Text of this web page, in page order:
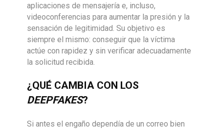
aplicaciones de mensajería e, incluso,
videoconferencias para aumentar la presión y la
sensación de legitimidad. Su objetivo es
siempre el mismo: conseguir que la víctima
actúe con rapidez y sin verificar adecuadamente
la solicitud recibida.
¿QUÉ CAMBIA CON LOS
DEEPFAKES?
Si antes el engaño dependía de un correo bien